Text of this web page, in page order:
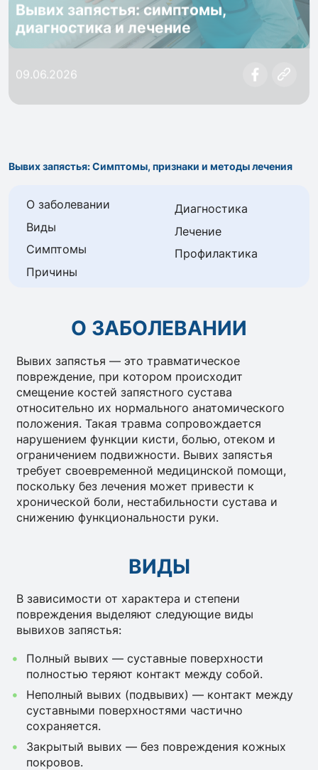
Вывих запястья: симптомы,
диагностика и лечение
09.06.2026
Вывих запястья: Симптомы, признаки и методы лечения
О заболевании
Виды
Симптомы
Причины
Диагностика
Лечение
Профилактика
О ЗАБОЛЕВАНИИ
Вывих запястья — это травматическое
повреждение, при котором происходит
смещение костей запястного сустава
относительно их нормального анатомического
положения. Такая травма сопровождается
нарушением функции кисти, болью, отеком и
ограничением подвижности. Вывих запястья
требует своевременной медицинской помощи,
поскольку без лечения может привести к
хронической боли, нестабильности сустава и
снижению функциональности руки.
ВИДЫ
В зависимости от характера и степени
повреждения выделяют следующие виды
вывихов запястья:
Полный вывих — суставные поверхности
полностью теряют контакт между собой.
Неполный вывих (подвывих) — контакт между
суставными поверхностями частично
сохраняется.
Закрытый вывих — без повреждения кожных
покровов.